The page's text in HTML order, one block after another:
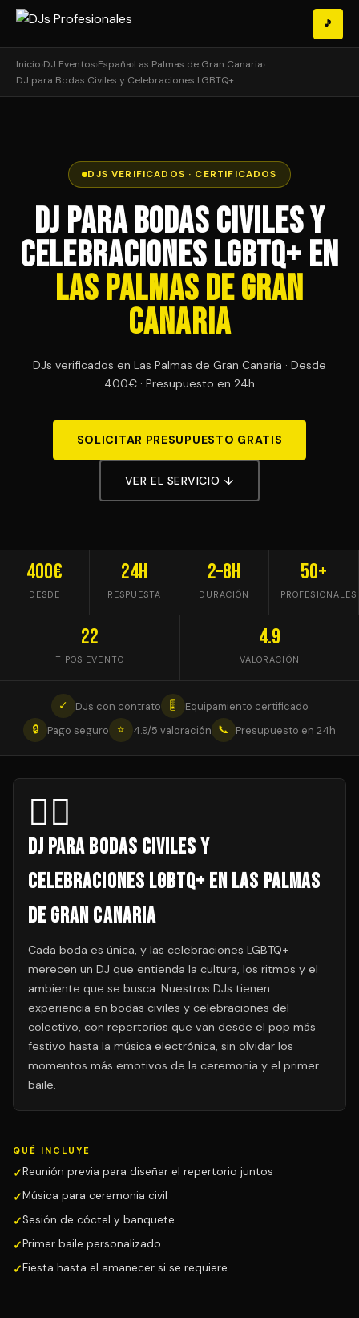
🎵
Inicio›DJ Eventos›España›Las Palmas de Gran Canaria›
DJ para Bodas Civiles y Celebraciones LGBTQ+
DJS VERIFICADOS · CERTIFICADOS
DJ para Bodas Civiles y
Celebraciones LGBTQ+ en
Las Palmas de Gran
Canaria
DJs verificados en Las Palmas de Gran Canaria · Desde
400€ · Presupuesto en 24h
SOLICITAR PRESUPUESTO GRATIS
VER EL SERVICIO ↓
400€
DESDE
24h
RESPUESTA
2–8h
DURACIÓN
50+
PROFESIONALES
22
TIPOS EVENTO
4.9
VALORACIÓN
✓ DJs con contrato 🎚
Equipamiento certificado
🔒
Pago seguro ⭐ 4.9/5 valoración 📞 Presupuesto en 24h
🏳️‍🌈
DJ para Bodas Civiles y
Celebraciones LGBTQ+ en Las Palmas
de Gran Canaria
Cada boda es única, y las celebraciones LGBTQ+
merecen un DJ que entienda la cultura, los ritmos y el
ambiente que se busca. Nuestros DJs tienen
experiencia en bodas civiles y celebraciones del
colectivo, con repertorios que van desde el pop más
festivo hasta la música electrónica, sin olvidar los
momentos más emotivos de la ceremonia y el primer
baile.
QUÉ INCLUYE
Reunión previa para diseñar el repertorio juntos
Música para ceremonia civil
Sesión de cóctel y banquete
Primer baile personalizado
Fiesta hasta el amanecer si se requiere